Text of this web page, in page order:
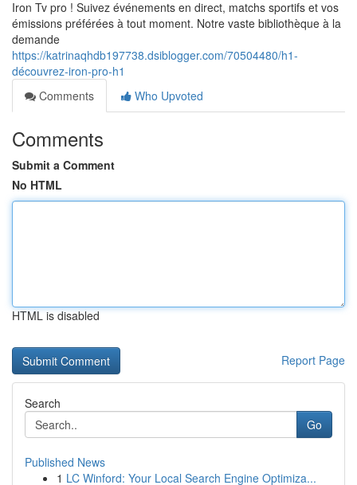
Iron Tv pro ! Suivez événements en direct, matchs sportifs et vos
émissions préférées à tout moment. Notre vaste bibliothèque à la
demande
https://katrinaqhdb197738.dsiblogger.com/70504480/h1-
découvrez-iron-pro-h1
Comments
Who Upvoted
Comments
Submit a Comment
No HTML
HTML is disabled
Report Page
Search
Go
Published News
1 LC Winford: Your Local Search Engine Optimiza...